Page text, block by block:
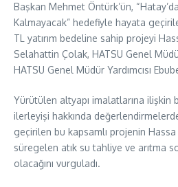
Başkan Mehmet Öntürk’ün,
Kalmayacak” hedefiyle hayata
TL yatırım bedeline sahip projeyi
Selahattin Çolak, HATSU Genel
HATSU Genel Müdür Yardımcısı
Yürütülen altyapı imalatlarına ilişkin
ilerleyişi hakkında
geçirilen bu kapsamlı projenin Hassa
süregelen atık su tahliye ve arıtma
olacağını vurguladı.